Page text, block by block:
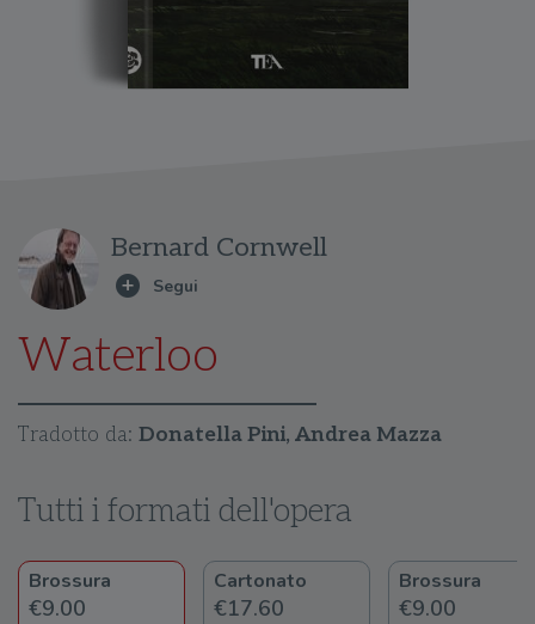
Bernard Cornwell
Waterloo
Tradotto da: Donatella Pini, Andrea Mazza
Tutti i formati dell'opera
Brossura
€9.00
Cartonato
€17.60
Brossura
€9.00